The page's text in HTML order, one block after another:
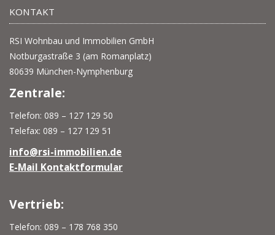
KONTAKT
RSI Wohnbau und Immobilien GmbH
Notburgastraße 3 (am Romanplatz)
80639 München-Nymphenburg
Zentrale:
Telefon: 089 – 127 129 50
Telefax: 089 – 127 129 51
info@rsi-immobilien.de
E-Mail Kontaktformular
Vertrieb:
Telefon: 089 – 178 768 350